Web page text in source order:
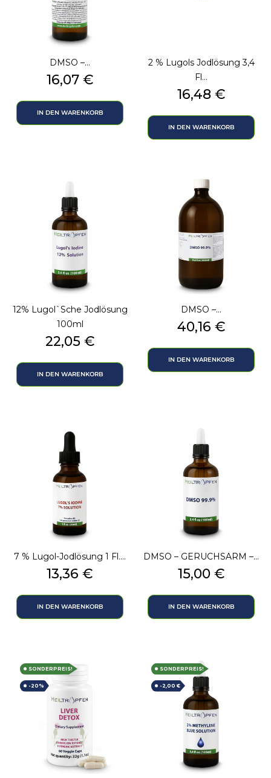
DMSO –...
Preis
16,07 €
IN DEN WARENKORB
2 % Lugols Jodlösung 3,4
Fl...
Preis
16,48 €
IN DEN WARENKORB
12% Lugol`sche Jodlösung
100ml
Preis
22,05 €
IN DEN WARENKORB
DMSO –...
Preis
40,16 €
IN DEN WARENKORB
7 % Lugol-Jodlösung 1 Fl....
Preis
13,36 €
IN DEN WARENKORB
DMSO – GERUCHSARM –...
Preis
15,00 €
IN DEN WARENKORB
SONDERPREIS!
-20%
SONDERPREIS!
-2,00 €